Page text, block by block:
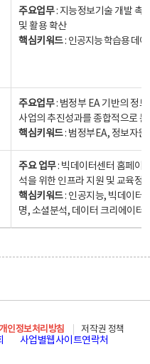
주요업무: 지능정보기술 개발 촉
및 활용 확산
핵심키워드: 인공지능 학습용 데
주요업무: 범정부 EA 기반의 정
사업의 추진성과를 종합적으로
핵심키워드: 범정부EA, 정보자
주요 업무: 빅데이터센터 홈페이
석을 위한 인프라 지원 및 교육정
핵심키워드: 인공지능, 빅데이터,
명, 소셜분석, 데이터 크리에이터
개인정보처리방침
저작권 정책
사업별웹사이트연락처